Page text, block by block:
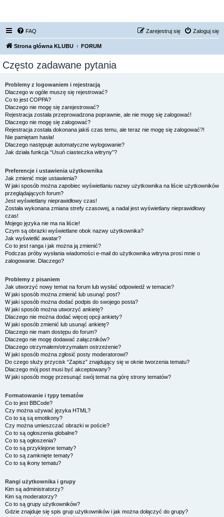
FAQ Zaloguj się
Zarejestruj się
Strona główna KLUBU FORUM
Często zadawane pytania
Problemy z logowaniem i rejestracją
Dlaczego w ogóle muszę się rejestrować?
Co to jest COPPA?
Dlaczego nie mogę się zarejestrować?
Rejestracja została przeprowadzona poprawnie, ale nie mogę się zalogować!
Dlaczego nie mogę się zalogować?
Rejestracja została dokonana jakiś czas temu, ale teraz nie mogę się zalogować?!
Nie pamiętam hasła!
Dlaczego następuje automatyczne wylogowanie?
Jak działa funkcja “Usuń ciasteczka witryny”?
Preferencje i ustawienia użytkownika
Jak zmienić moje ustawienia?
W jaki sposób można zapobiec wyświetlaniu nazwy użytkownika na liście użytkowników
przeglądających forum?
Jest wyświetlany nieprawidłowy czas!
Została wykonana zmiana strefy czasowej, a nadal jest wyświetlany nieprawidłowy
czas!
Mojego języka nie ma na liście!
Czym są obrazki wyświetlane obok nazwy użytkownika?
Jak wyświetlić awatar?
Co to jest ranga i jak można ją zmienić?
Podczas próby wysłania wiadomości e-mail do użytkownika witryna prosi mnie o
zalogowanie. Dlaczego?
Problemy z pisaniem
Jak utworzyć nowy temat na forum lub wysłać odpowiedź w temacie?
W jaki sposób można zmienić lub usunąć post?
W jaki sposób można dodać podpis do swojego posta?
W jaki sposób można utworzyć ankietę?
Dlaczego nie można dodać więcej opcji ankiety?
W jaki sposób zmienić lub usunąć ankietę?
Dlaczego nie mam dostępu do forum?
Dlaczego nie mogę dodawać załączników?
Dlaczego otrzymałem/otrzymałam ostrzeżenie?
W jaki sposób można zgłosić posty moderatorowi?
Do czego służy przycisk “Zapisz” znajdujący się w oknie tworzenia tematu?
Dlaczego mój post musi być akceptowany?
W jaki sposób mogę przesunąć swój temat na górę strony tematów?
Formatowanie i typy tematów
Co to jest BBCode?
Czy można używać języka HTML?
Co to są są emotikony?
Czy można umieszczać obrazki w poście?
Co to są ogłoszenia globalne?
Co to są ogłoszenia?
Co to są przyklejone tematy?
Co to są zamknięte tematy?
Co to są ikony tematu?
Rangi użytkownika i grupy
Kim są administratorzy?
Kim są moderatorzy?
Co to są grupy użytkowników?
Gdzie znajduje się spis grup użytkowników i jak można dołączyć do grupy?